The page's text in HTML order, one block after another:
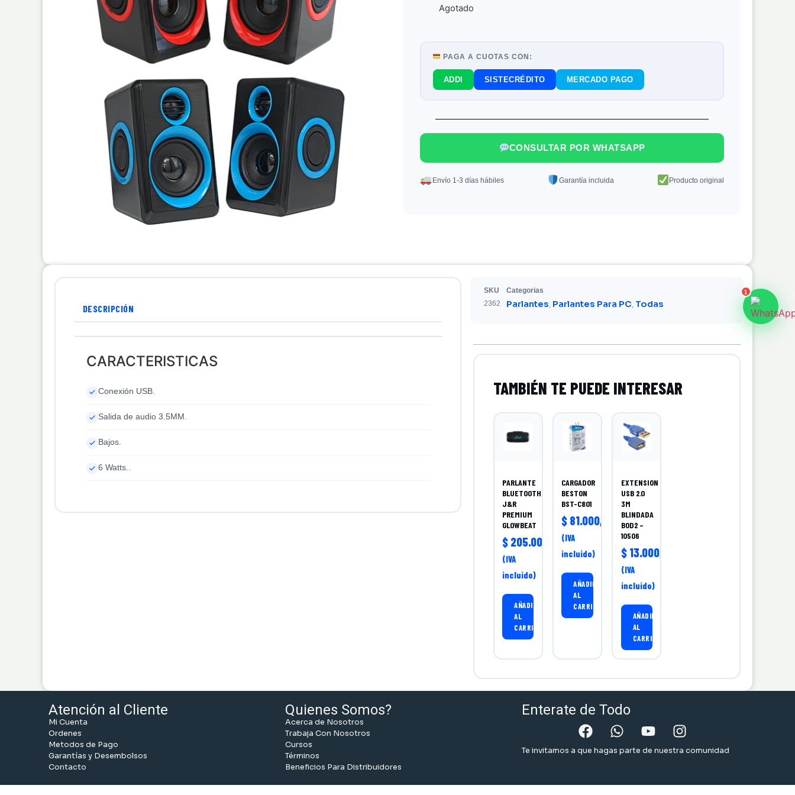
Agotado
PAGA A CUOTAS CON:
ADDI SISTECRÉDITO MERCADO PAGO
CONSULTAR POR WHATSAPP
Envío 1-3 días hábiles Garantía incluida Producto original
DESCRIPCIÓN
CARACTERISTICAS
Conexión USB.
Salida de audio 3.5MM.
Bajos.
6 Watts..
SKU
2362
Categorias
Parlantes, Parlantes Para PC, Todas
PARLANTE
BLUETOOTH
J&R
PREMIUM
GLOWBEAT
$ 205.000,00
(IVA
incluido)
AÑADIR
AL
CARRITO
CARGADOR
BESTON
BST-C801
$ 81.000,00
(IVA
incluido)
AÑADIR
AL
CARRITO
EXTENSION
USB 2.0
3M
BLINDADA
BOD2 –
10506
$13.000,00
(IVA
incluido)
AÑADIR
AL
CARRITO
Atención al Cliente
Mi Cuenta
Ordenes
Metodos de Pago
Garantías y Desembolsos
Contacto
Quienes Somos?
Acerca de Nosotros
Trabaja Con Nosotros
Cursos
Términos
Beneficios Para Distribuidores
Enterate de Todo
Te invitamos a que hagas parte de nuestra comunidad
1